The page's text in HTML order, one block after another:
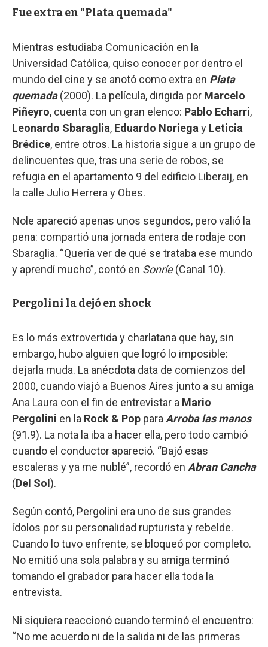
Fue extra en "Plata quemada"
Mientras estudiaba Comunicación en la
Universidad Católica, quiso conocer por dentro el
mundo del cine y se anotó como extra en Plata
quemada(2000). La película, dirigida por Marcelo
Piñeyro, cuenta con un gran elenco: Pablo Echarri,
Leonardo Sbaraglia, Eduardo Noriega y Leticia
Brédice, entre otros. La historia sigue a un grupo de
delincuentes que, tras una serie de robos, se
refugia en el apartamento 9 del edificio Liberaij, en
la calle Julio Herrera y Obes.
Nole apareció apenas unos segundos, pero valió la
pena: compartió una jornada entera de rodaje con
Sbaraglia. “Quería ver de qué se trataba ese mundo
y aprendí mucho”, contó en Sonríe(Canal 10).
Pergolini la dejó en shock
Es lo más extrovertida y charlatana que hay, sin
embargo, hubo alguien que logró lo imposible:
dejarla muda. La anécdota data de comienzos del
2000, cuando viajó a Buenos Aires junto a su amiga
Ana Laura con el fin de entrevistar a Mario
Pergolini en la Rock & Pop para Arroba las manos
(91.9). La nota la iba a hacer ella, pero todo cambió
cuando el conductor apareció. “Bajó esas
escaleras y ya me nublé”, recordó en Abran Cancha
(Del Sol).
Según contó, Pergolini era uno de sus grandes
ídolos por su personalidad rupturista y rebelde.
Cuando lo tuvo enfrente, se bloqueó por completo.
No emitió una sola palabra y su amiga terminó
tomando el grabador para hacer ella toda la
entrevista.
Ni siquiera reaccionó cuando terminó el encuentro:
“No me acuerdo ni de la salida ni de las primeras